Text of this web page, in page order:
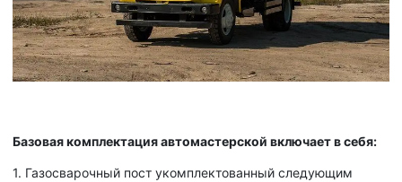
Базовая комплектация автомастерской включает в себя:
1. Газосварочный пост укомплектованный следующим